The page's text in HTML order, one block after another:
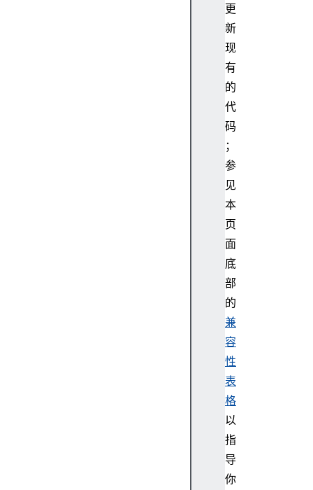
更
新
现
有
的
代
码
；
参
见
本
页
面
底
部
的
兼
容
性
表
格
以
指
导
你